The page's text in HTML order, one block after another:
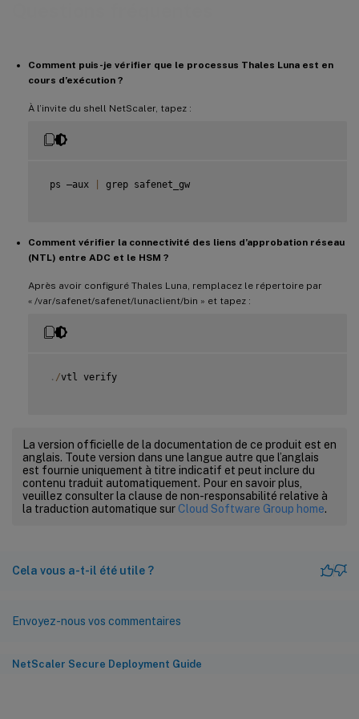
Comment puis-je vérifier que le processus Thales Luna est en
cours d’exécution ?
À l’invite du shell NetScaler, tapez :
ps –aux grep safenet_gw
Comment vérifier la connectivité des liens d’approbation réseau
(NTL) entre ADC et le HSM ?
Après avoir configuré Thales Luna, remplacez le répertoire par
« /var/safenet/safenet/lunaclient/bin » et tapez :
. /vtl verify
La version officielle de la documentation de ce produit est en
anglais. Toute version dans une langue autre que l’anglais
est fournie uniquement à titre indicatif et peut inclure du
contenu traduit automatiquement. Pour en savoir plus,
veuillez consulter la clause de non-responsabilité relative à
la traduction automatique sur Cloud Software Group home.
Cela vous a-t-il été utile ?
Envoyez-nous vos commentaires
NetScaler Secure Deployment Guide